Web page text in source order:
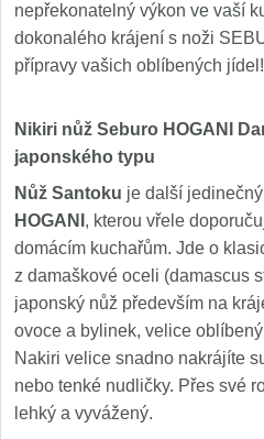
nepřekonatelný výkon ve vaší
dokonalého krájení s noži
přípravy vašich oblíbených jídel!
Nikiri nůž Seburo HOGANI
japonského typu
Nůž Santoku je další
HOGANI , kterou vřele
domácím kuchařům. Jde o
z damaškové oceli (damascus
japonský nůž především na
ovoce a bylinek, velice
Nakiri velice snadno nakrájíte
nebo tenké nudličky. Přes své
lehký a vyvážený.